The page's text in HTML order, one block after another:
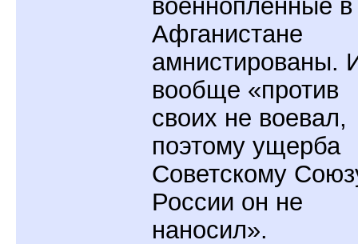
Афганистане
амнистированы.
вообще «против
своих не воевал,
поэтому ущерба
Советскому
России он не
наносил».